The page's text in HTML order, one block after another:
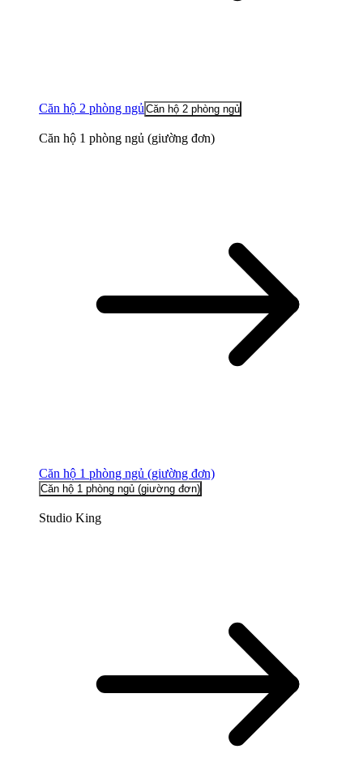
Căn hộ 2 phòng ngủ Căn hộ 2 phòng ngủ
Căn hộ 1 phòng ngủ (giường đơn)
Căn hộ 1 phòng ngủ (giường đơn)
Căn hộ 1 phòng ngủ (giường đơn)
Studio King